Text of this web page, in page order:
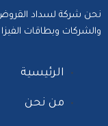
نحن شركة لسداد
والشركات وبطاقات
الرئيسية
من نحن